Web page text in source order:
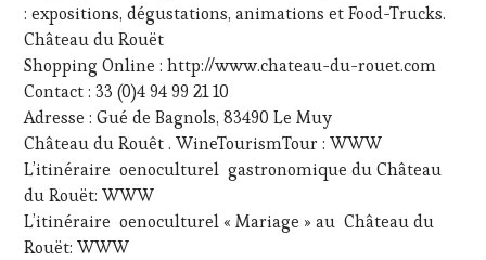
TV,
WEB,
OENOTOURISME,
PARTENAIRES
VIN
TOURISME ,
PRODUCTEURS
TERROIR,
RESTAURATEUR,
CHEF,
CUISINIER,
: expositions, dégustations, animations et Food-Trucks.
Château du Rouët
Shopping Online : http://www.chateau-du-rouet.com
Contact : 33 (0)4 94 99 21 10
Adresse : Gué de Bagnols, 83490 Le Muy
Château du Rouêt . WineTourismTour : WWW
L’itinéraire oenoculturel gastronomique du Château
du Rouët: WWW
L’itinéraire oenoculturel « Mariage » au Château du
Rouët: WWW